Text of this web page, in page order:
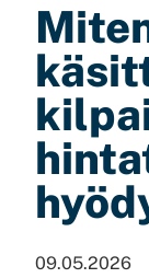
09.05.2026